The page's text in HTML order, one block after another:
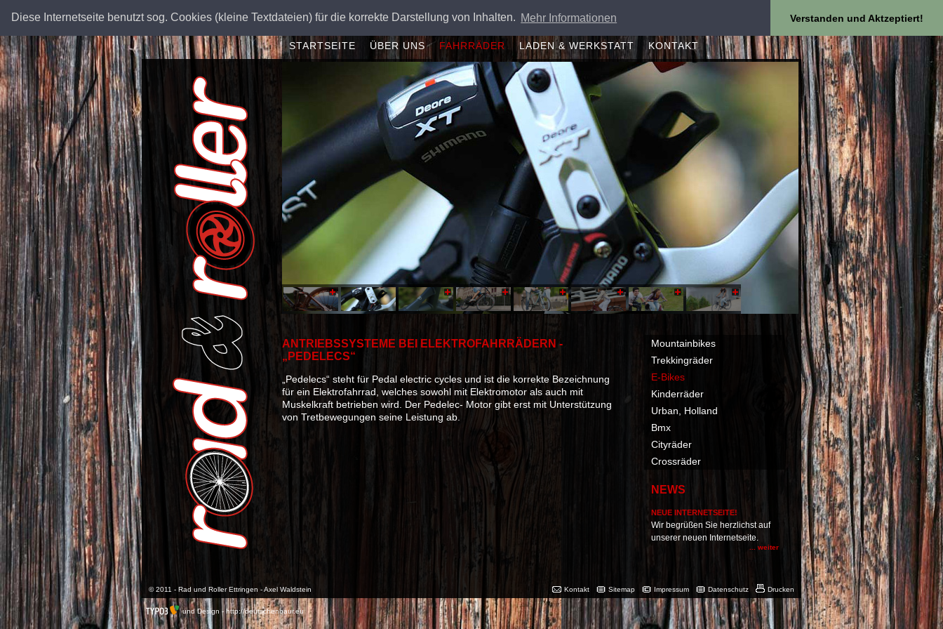
Diese Internetseite benutzt sog. Cookies (kleine Textdateien) für die korrekte Darstellung von Inhalten. Mehr Informationen Verstanden und Aktzeptiert!
STARTSEITE ÜBER UNS FAHRRÄDER LADEN & WERKSTATT KONTAKT
ANTRIEBSSYSTEME BEI ELEKTROFAHRRÄDERN -
„PEDELECS“
„Pedelecs“ steht für Pedal electric cycles und ist die korrekte Bezeichnung
für ein Elektrofahrrad, welches sowohl mit Elektromotor als auch mit
Muskelkraft betrieben wird. Der Pedelec- Motor gibt erst mit Unterstützung
von Tretbewegungen seine Leistung ab.
Mountainbikes
Trekkingräder
E-Bikes
Kinderräder
Urban, Holland
Bmx
Cityräder
Crossräder
NEWS
NEUE INTERNETSEITE!
Wir begrüßen Sie herzlichst auf
unserer neuen Internetseite.
... weiter
© 2011 - Rad und Roller Ettringen - Axel Waldstein
und Design - http://deutschenbaur.eu
Kontakt Sitemap Impressum Datenschutz Drucken